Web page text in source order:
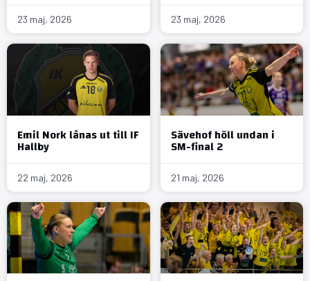
23 maj, 2026 23 maj, 2026
Emil Nork lånas ut till IF
Hallby
22 maj, 2026
Sävehof höll undan i
SM-final 2
21 maj, 2026